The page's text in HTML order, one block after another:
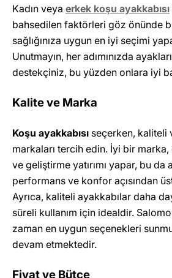
Kadın veya erkek koşu ayakkabısı
bahsedilen faktörleri göz önünde
sağlığınıza uygun en iyi seçimi
Unutmayın, her adımınızda
destekçiniz, bu yüzden onlara iyi
Kalite ve Marka
Koşu ayakkabısı seçerken, kaliteli
markaları tercih edin. İyi bir
ve geliştirme yatırımı yapar, bu da
performans ve konfor açısından
Ayrıca, kaliteli ayakkabılar daha
süreli kullanım için idealdir.
zaman en uygun seçenekleri
devam etmektedir.
Fiyat ve Bütçe